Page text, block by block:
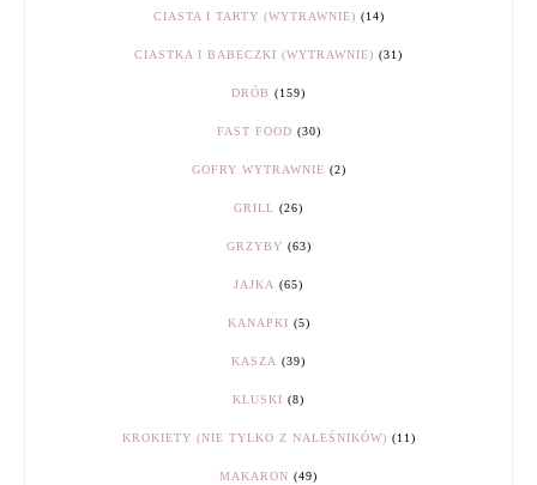
CIASTA I TARTY (WYTRAWNIE) (14)
CIASTKA I BABECZKI (WYTRAWNIE) (31)
DRÓB (159)
FAST FOOD (30)
GOFRY WYTRAWNIE (2)
GRILL (26)
GRZYBY (63)
JAJKA (65)
KANAPKI (5)
KASZA (39)
KLUSKI (8)
KROKIETY (NIE TYLKO Z NALEŚNIKÓW) (11)
MAKARON (49)